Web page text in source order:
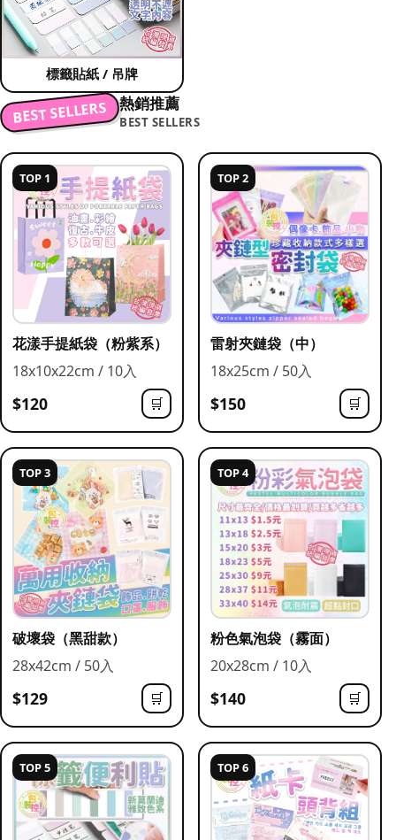
標籤貼紙 / 吊牌
BEST SELLERS 熱銷推薦
BEST SELLERS
TOP 1
花漾手提紙袋（粉紫系）
18x10x22cm / 10入
$120 🛒
TOP 2
雷射夾鏈袋（中）
18x25cm / 50入
$150 🛒
TOP 3
破壞袋（黑甜款）
28x42cm / 50入
$129 🛒
TOP 4
粉色氣泡袋（霧面）
20x28cm / 10入
$140 🛒
TOP 5 TOP 6